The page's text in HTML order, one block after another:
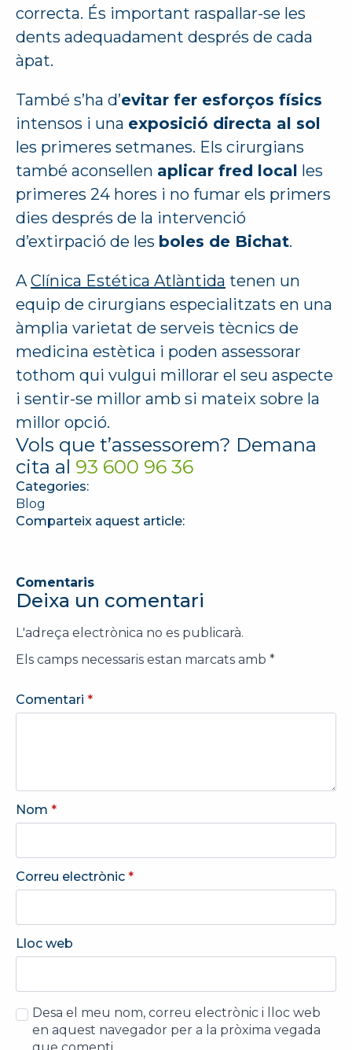
correcta. És important raspallar-se les
dents adequadament després de cada
àpat.
També s’ha d’evitar fer esforços físics
intensos i una exposició directa al sol
les primeres setmanes. Els cirurgians
també aconsellen aplicar fred local les
primeres 24 hores i no fumar els primers
dies després de la intervenció
d’extirpació de les boles de Bichat.
A Clínica Estética Atlàntida tenen un
equip de cirurgians especialitzats en una
àmplia varietat de serveis tècnics de
medicina estètica i poden assessorar
tothom qui vulgui millorar el seu aspecte
i sentir-se millor amb si mateix sobre la
millor opció.
Vols que t’assessorem? Demana
cita al 93 600 96 36
Categories:
Blog
Comparteix aquest article:
Comentaris
Deixa un comentari
L'adreça electrònica no es publicarà.
Els camps necessaris estan marcats amb *
Comentari *
Nom *
Correu electrònic *
Lloc web
Desa el meu nom, correu electrònic i lloc web
en aquest navegador per a la pròxima vegada